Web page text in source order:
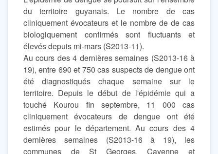
du territoire guyanais. Le nombre de cas
cliniquement évocateurs et le nombre de de cas
biologiquement confirmés sont fluctuants et
élevés depuis mi-mars (S2013-11).
Au cours des 4 dernières semaines (S2013-16 à
19), entre 690 et 750 cas suspects de dengue ont
été diagnostiqués chaque semaine sur le
territoire. Depuis le début de l'épidémie qui a
touché Kourou fin septembre, 11 000 cas
cliniquement évocateurs de dengue ont été
estimés pour le département. Au cours des 4
dernières semaines (S2013-16 à 19), les
communes de St Georges, Cayenne et